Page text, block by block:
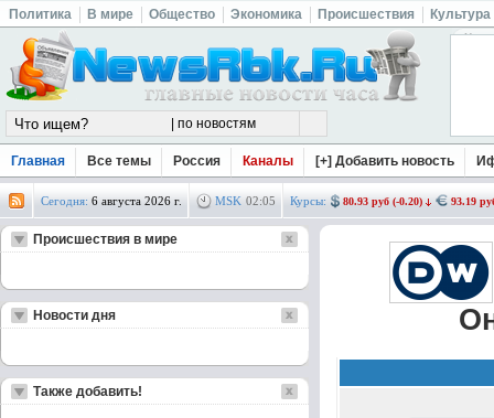
Политика В мире Общество Экономика Происшествия Культура
Главная Все темы Россия Каналы [+] Добавить новость
Сегодня: 6 августа 2026 г. MSK 02:05 Курсы: 80.93 руб (-0.20) 93.19
Происшествия в мире
Новости дня
Также добавить!